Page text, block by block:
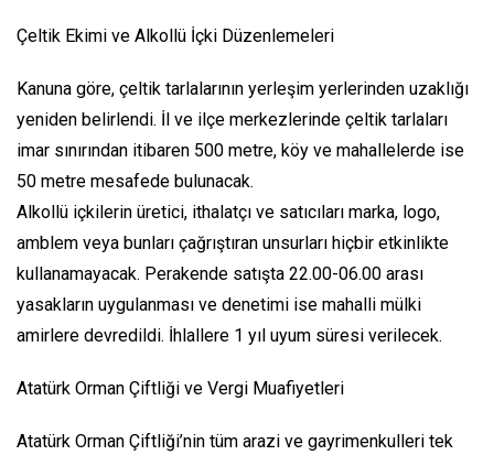
Çeltik Ekimi ve Alkollü İçki Düzenlemeleri
Kanuna göre, çeltik tarlalarının yerleşim yerlerinden uzaklığı
yeniden belirlendi. İl ve ilçe merkezlerinde çeltik tarlaları
imar sınırından itibaren 500 metre, köy ve mahallelerde ise
50 metre mesafede bulunacak.
Alkollü içkilerin üretici, ithalatçı ve satıcıları marka, logo,
amblem veya bunları çağrıştıran unsurları hiçbir etkinlikte
kullanamayacak. Perakende satışta 22.00-06.00 arası
yasakların uygulanması ve denetimi ise mahalli mülki
amirlere devredildi. İhlallere 1 yıl uyum süresi verilecek.
Atatürk Orman Çiftliği ve Vergi Muafiyetleri
Atatürk Orman Çiftliği’nin tüm arazi ve gayrimenkulleri tek